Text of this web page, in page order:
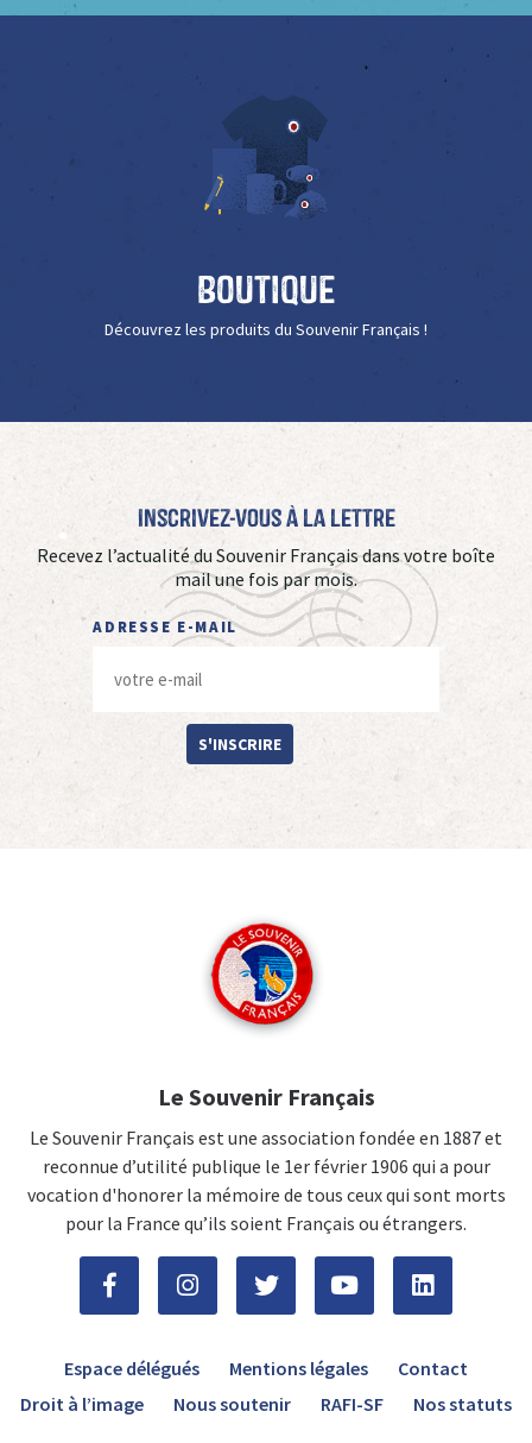
Boutique
Découvrez les produits du Souvenir Français !
Inscrivez-vous à La Lettre
Recevez l’actualité du Souvenir Français dans votre boîte
mail une fois par mois.
ADRESSE E-MAIL
S'INSCRIRE
Le Souvenir Français
Le Souvenir Français est une association fondée en 1887 et
reconnue d’utilité publique le 1er février 1906 qui a pour
vocation d'honorer la mémoire de tous ceux qui sont morts
pour la France qu’ils soient Français ou étrangers.
Espace délégués Mentions légales
Contact
Droit à l’image
Nous soutenir RAFI-SF Nos statuts